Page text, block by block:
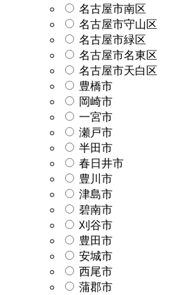
名古屋市南区
名古屋市守山区
名古屋市緑区
名古屋市名東区
名古屋市天白区
豊橋市
岡崎市
一宮市
瀬戸市
半田市
春日井市
豊川市
津島市
碧南市
刈谷市
豊田市
安城市
西尾市
蒲郡市